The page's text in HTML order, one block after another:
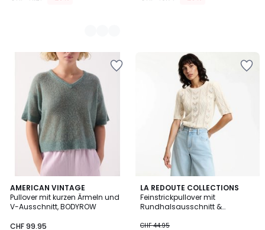
AMERICAN VINTAGE
Pullover mit kurzen Ärmeln und
V-Ausschnitt, BODYROW
CHF 99.95
LA REDOUTE COLLECTIONS
Feinstrickpullover mit
Rundhalsausschnitt &
CHF 44.95
5
/
5